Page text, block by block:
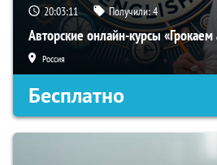
20:03:10 Получили:4
Авторские онлайн-курсы «Грокаем
Россия
Бесплатно